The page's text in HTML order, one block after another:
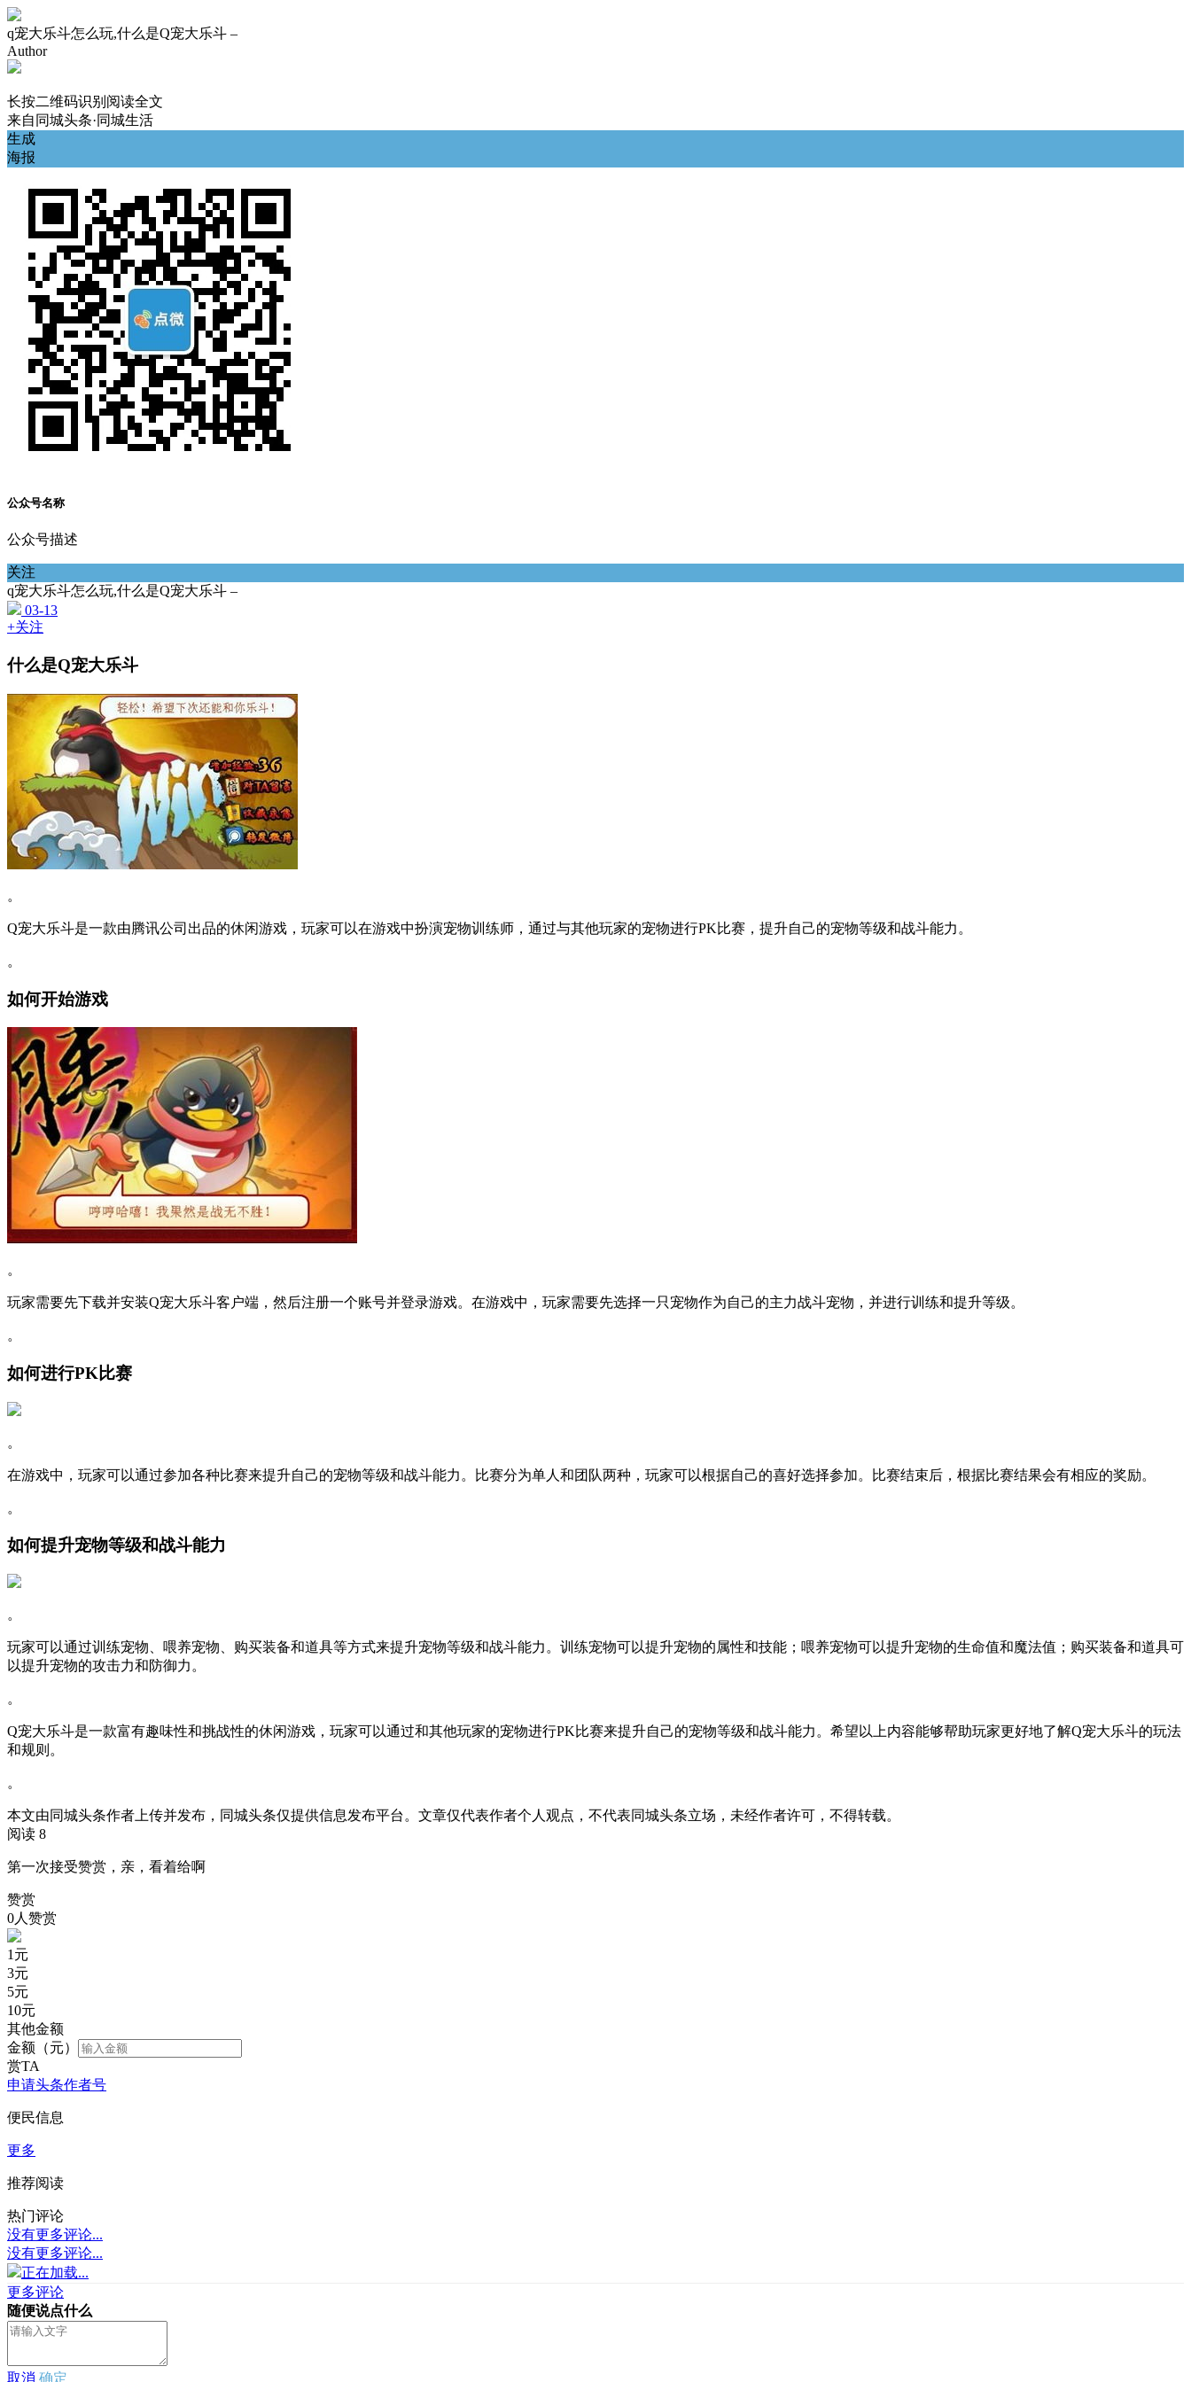
q宠大乐斗怎么玩,什么是Q宠大乐斗 –
Author
长按二维码识别阅读全文
来自 同城头条·同城生活
生成
海报
公众号名称
公众号描述
关注
q宠大乐斗怎么玩,什么是Q宠大乐斗 –
03-13
+关注
什么是Q宠大乐斗
。
Q宠大乐斗是一款由腾讯公司出品的休闲游戏，玩家可以在游戏中扮演宠物训练师，通过与其他玩家的宠物进行PK比赛，提升自己的宠物等级和战斗能力。
。
如何开始游戏
。
玩家需要先下载并安装Q宠大乐斗客户端，然后注册一个账号并登录游戏。在游戏中，玩家需要先选择一只宠物作为自己的主力战斗宠物，并进行训练和提升等级。
。
如何进行PK比赛
。
在游戏中，玩家可以通过参加各种比赛来提升自己的宠物等级和战斗能力。比赛分为单人和团队两种，玩家可以根据自己的喜好选择参加。比赛结束后，根据比赛结果会有相应的奖励。
。
如何提升宠物等级和战斗能力
。
玩家可以通过训练宠物、喂养宠物、购买装备和道具等方式来提升宠物等级和战斗能力。训练宠物可以提升宠物的属性和技能；喂养宠物可以提升宠物的生命值和魔法值；购买装备和道具可
以提升宠物的攻击力和防御力。
。
Q宠大乐斗是一款富有趣味性和挑战性的休闲游戏，玩家可以通过和其他玩家的宠物进行PK比赛来提升自己的宠物等级和战斗能力。希望以上内容能够帮助玩家更好地了解Q宠大乐斗的玩法
和规则。
。
本文由同城头条作者上传并发布，同城头条仅提供信息发布平台。文章仅代表作者个人观点，不代表同城头条立场，未经作者许可，不得转载。
阅读 8
第一次接受赞赏，亲，看着给啊
赞赏
0人赞赏
1 元
3元
5元
10元
其他金额
金额（元）
赏TA
申请头条作者号
便民信息
更多
推荐阅读
热门评论
没有更多评论...
没有更多评论...
正在加载...
更多评论
随便说点什么
取消 确定